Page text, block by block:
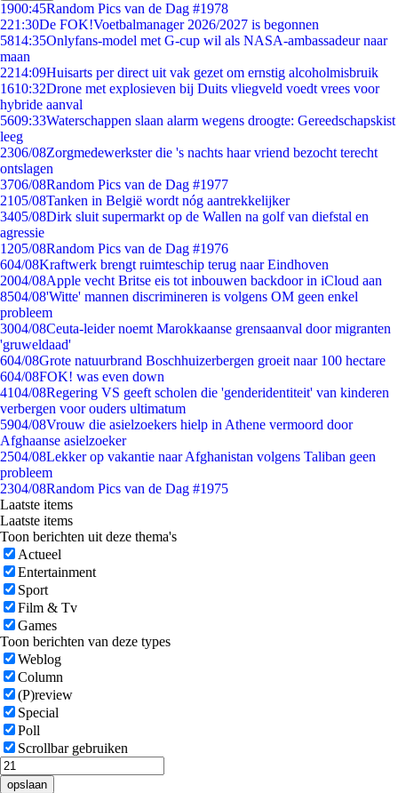
1900:45Random Pics van de Dag #1978
221:30De FOK!Voetbalmanager 2026/2027 is begonnen
5814:35Onlyfans-model met G-cup wil als NASA-ambassadeur naar
maan
2214:09Huisarts per direct uit vak gezet om ernstig alcoholmisbruik
1610:32Drone met explosieven bij Duits vliegveld voedt vrees voor
hybride aanval
5609:33Waterschappen slaan alarm wegens droogte: Gereedschapskist
leeg
2306/08Zorgmedewerkster die 's nachts haar vriend bezocht terecht
ontslagen
3706/08Random Pics van de Dag #1977
2105/08Tanken in België wordt nóg aantrekkelijker
3405/08Dirk sluit supermarkt op de Wallen na golf van diefstal en
agressie
1205/08Random Pics van de Dag #1976
604/08Kraftwerk brengt ruimteschip terug naar Eindhoven
2004/08Apple vecht Britse eis tot inbouwen backdoor in iCloud aan
8504/08'Witte' mannen discrimineren is volgens OM geen enkel
probleem
3004/08Ceuta-leider noemt Marokkaanse grensaanval door migranten
'gruweldaad'
604/08Grote natuurbrand Boschhuizerbergen groeit naar 100 hectare
604/08FOK! was even down
4104/08Regering VS geeft scholen die 'genderidentiteit' van kinderen
verbergen voor ouders ultimatum
5904/08Vrouw die asielzoekers hielp in Athene vermoord door
Afghaanse asielzoeker
2504/08Lekker op vakantie naar Afghanistan volgens Taliban geen
probleem
2304/08Random Pics van de Dag #1975
Laatste items
Laatste items
Toon berichten uit deze thema's
Actueel
Entertainment
Sport
Film & Tv
Games
Toon berichten van deze types
Weblog
Column
(P)review
Special
Poll
Scrollbar gebruiken
opslaan